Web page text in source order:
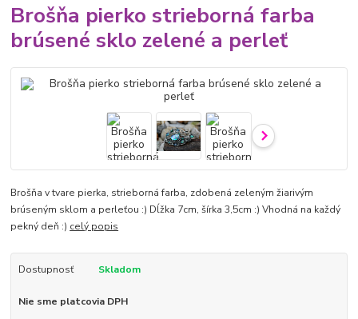
Brošňa pierko strieborná farba
brúsené sklo zelené a perleť
Brošňa v tvare pierka, strieborná farba, zdobená zeleným žiarivým
brúseným sklom a perleťou :) Dĺžka 7cm, šírka 3,5cm :) Vhodná na každý
pekný deň :) celý popis
Dostupnosť Skladom
Nie sme platcovia DPH